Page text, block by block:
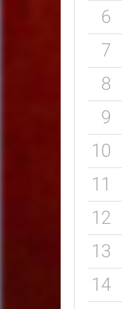
6
7
8
9
10
11
12
13
14